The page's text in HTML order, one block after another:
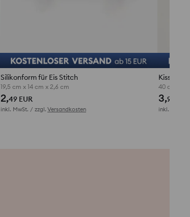
Silikonform für Eis Stitch
19,5 cm x 14 cm x 2,6 cm
2,49 EUR
inkl. MwSt. / zzgl. Versandkosten
40 cm x
3,99 EUR
inkl. MwSt.